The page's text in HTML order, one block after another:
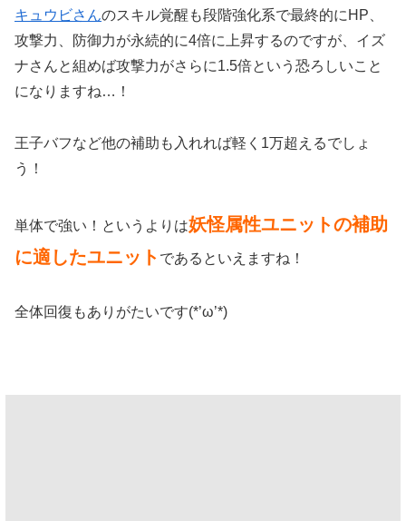
キュウビさんのスキル覚醒も段階強化系で最終的にHP、
攻撃力、防御力が永続的に4倍に上昇するのですが、イズ
ナさんと組めば攻撃力がさらに1.5倍という恐ろしいこと
になりますね…！
王子バフなど他の補助も入れれば軽く1万超えるでしょ
う！
単体で強い！というよりは妖怪属性ユニットの補助
に適したユニット であるといえますね！
全体回復もありがたいです(*’ω’*)